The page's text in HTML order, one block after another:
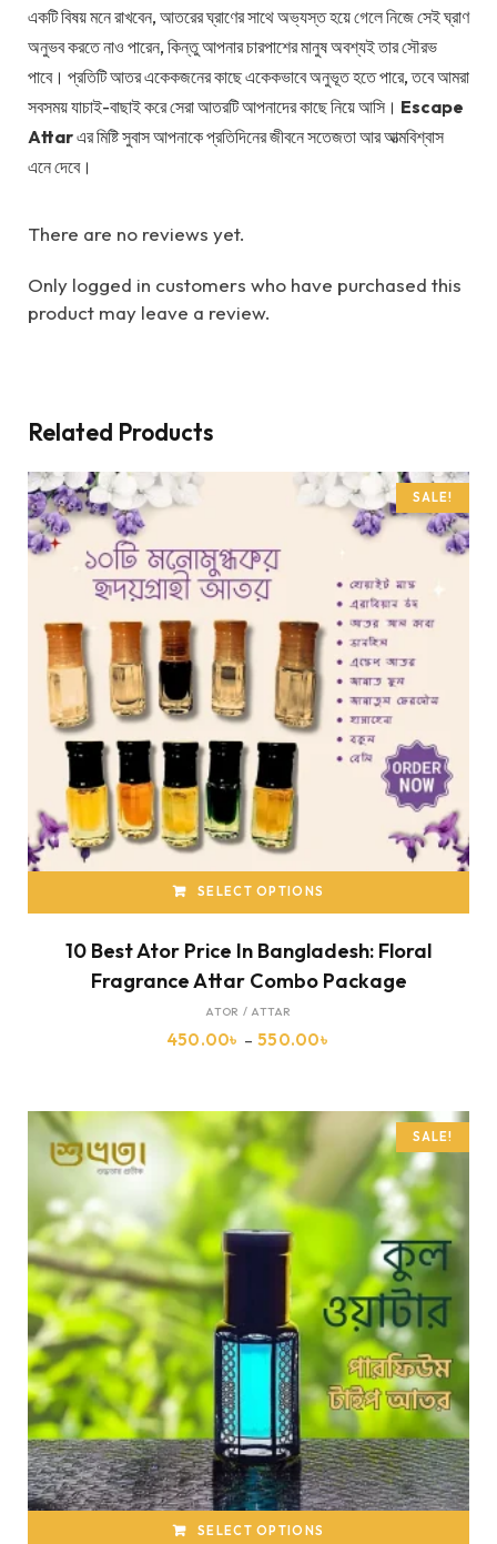
একটি বিষয় মনে রাখবেন, আতরের ঘ্রাণের সাথে অভ্যস্ত হয়ে গেলে নিজে সেই ঘ্রাণ
অনুভব করতে নাও পারেন, কিন্তু আপনার চারপাশের মানুষ অবশ্যই তার সৌরভ
পাবে। প্রতিটি আতর একেকজনের কাছে একেকভাবে অনুভূত হতে পারে, তবে আমরা
সবসময় যাচাই-বাছাই করে সেরা আতরটি আপনাদের কাছে নিয়ে আসি। Escape
Attarএর মিষ্টি সুবাস আপনাকে প্রতিদিনের জীবনে সতেজতা আর আত্মবিশ্বাস
এনে দেবে।
There are no reviews yet.
Only logged in customers who have purchased this
product may leave a review.
Related Products
SALE!
SELECT OPTIONS
10 Best Ator Price In Bangladesh: Floral
Fragrance Attar Combo Package
ATOR / ATTAR
450.00৳ – 550.00৳
SALE!
SELECT OPTIONS